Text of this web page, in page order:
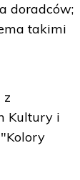
doradców;
takimi
z
Kultury i